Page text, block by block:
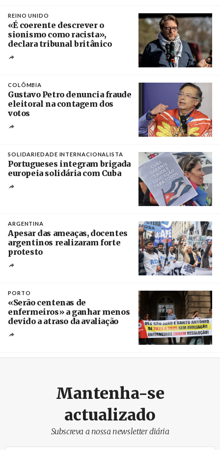
REINO UNIDO
«É coerente descrever o
sionismo como racista»,
declara tribunal britânico
COLÔMBIA
Gustavo Petro denuncia fraude
eleitoral na contagem dos
votos
SOLIDARIEDADE INTERNACIONALISTA
Portugueses integram brigada
europeia solidária com Cuba
ARGENTINA
Apesar das ameaças, docentes
argentinos realizaram forte
protesto
PORTO
«Serão centenas de
enfermeiros» a ganhar menos
devido a atraso da avaliação
Mantenha-se
actualizado
Subscreva a nossa newsletter diária